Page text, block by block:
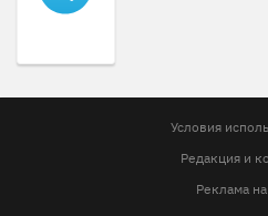
Условия
Редакция и
Реклама